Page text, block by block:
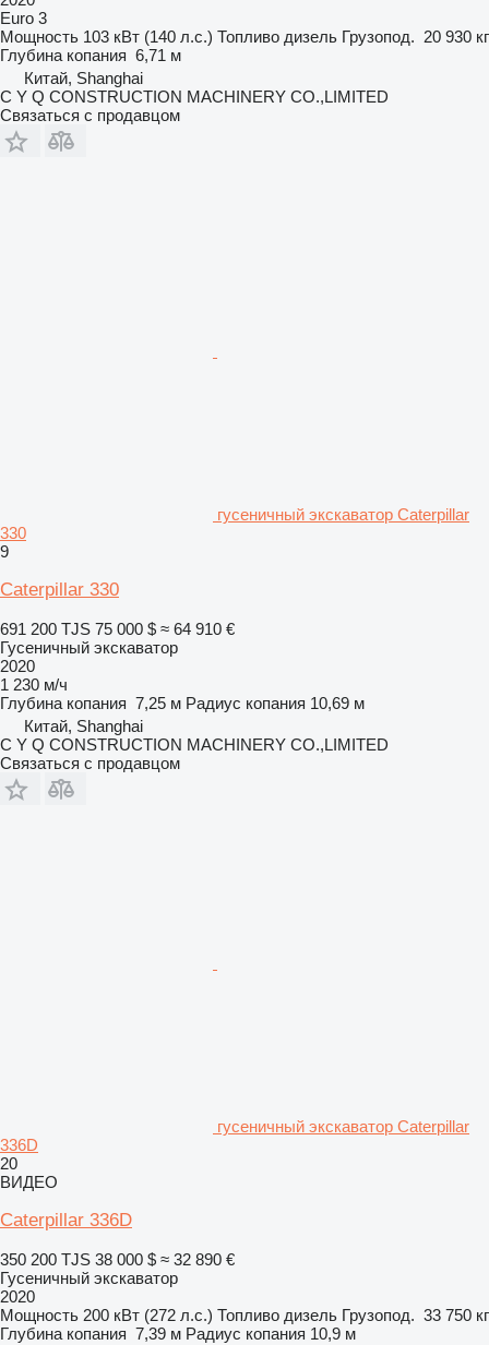
Euro 3
Мощность 103 кВт (140 л.с.) Топливо дизель Грузопод. 20 930 кг
Глубина копания 6,71 м
Китай, Shanghai
C Y Q CONSTRUCTION MACHINERY CO.,LIMITED
Связаться с продавцом
гусеничный экскаватор Caterpillar
330
9
Caterpillar 330
691 200 TJS 75 000 $ ≈ 64 910 €
Гусеничный экскаватор
2020
1 230 м/ч
Глубина копания 7,25 м Радиус копания 10,69 м
Китай, Shanghai
C Y Q CONSTRUCTION MACHINERY CO.,LIMITED
Связаться с продавцом
гусеничный экскаватор Caterpillar
336D
20
ВИДЕО
Caterpillar 336D
350 200 TJS 38 000 $ ≈ 32 890 €
Гусеничный экскаватор
2020
Мощность 200 кВт (272 л.с.) Топливо дизель Грузопод. 33 750 кг
Глубина копания 7,39 м Радиус копания 10,9 м